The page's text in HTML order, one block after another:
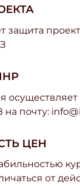
защита
на почту:
ЦЕН
от